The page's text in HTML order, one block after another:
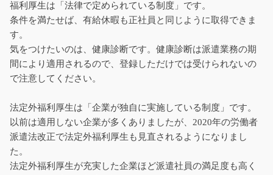
福利厚生は「法律で定められている制度」です。
条件を満たせば、有給休暇も正社員と同じように取得できま
す。
気をつけたいのは、健康診断です。健康診断は派遣業務の期
間により適用されるので、登録しただけでは受けられないの
で注意してください。
法定外福利厚生は「企業が独自に実施している制度」です。
以前は適用しない企業が多くありましたが、2020年の労働者
派遣法改正で法定外福利厚生も見直されるようになりまし
た。
法定外福利厚生が充実した企業ほど派遣社員の満足度も高く